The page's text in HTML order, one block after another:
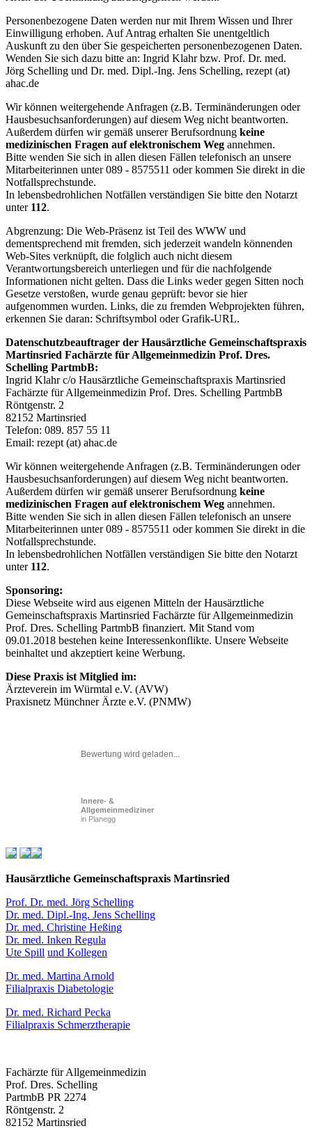
Personenbezogene Daten werden nur mit Ihrem Wissen und Ihrer
Einwilligung erhoben. Auf Antrag erhalten Sie unentgeltlich
Auskunft zu den über Sie gespeicherten personenbezogenen Daten.
Wenden Sie sich dazu bitte an: Ingrid Klahr bzw. Prof. Dr. med.
Jörg Schelling und Dr. med. Dipl.-Ing. Jens Schelling, rezept (at)
ahac.de
Wir können weitergehende Anfragen (z.B. Terminänderungen oder
Hausbesuchsanforderungen) auf diesem Weg nicht beantworten.
Außerdem dürfen wir gemäß unserer Berufsordnung keine
medizinischen Fragen auf elektronischem Weg annehmen.
Bitte wenden Sie sich in allen diesen Fällen telefonisch an unsere
Mitarbeiterinnen unter 089 - 8575511 oder kommen Sie direkt in die
Notfallsprechstunde.
In lebensbedrohlichen Notfällen verständigen Sie bitte den Notarzt
unter 112.
Abgrenzung: Die Web-Präsenz ist Teil des WWW und
dementsprechend mit fremden, sich jederzeit wandeln könnenden
Web-Sites verknüpft, die folglich auch nicht diesem
Verantwortungsbereich unterliegen und für die nachfolgende
Informationen nicht gelten. Dass die Links weder gegen Sitten noch
Gesetze verstoßen, wurde genau geprüft: bevor sie hier
aufgenommen wurden. Links, die zu fremden Webprojekten führen,
erkennen Sie daran: Schriftsymbol oder Grafik-URL.
Datenschutzbeauftrager der Hausärztliche Gemeinschaftspraxis
Martinsried Fachärzte für Allgemeinmedizin Prof. Dres.
Schelling PartmbB:
Ingrid Klahr c/o Hausärztliche Gemeinschaftspraxis Martinsried
Fachärzte für Allgemeinmedizin Prof. Dres. Schelling PartmbB
Röntgenstr. 2
82152 Martinsried
Telefon: 089. 857 55 11
Email: rezept (at) ahac.de
Wir können weitergehende Anfragen (z.B. Terminänderungen oder
Hausbesuchsanforderungen) auf diesem Weg nicht beantworten.
Außerdem dürfen wir gemäß unserer Berufsordnung keine
medizinischen Fragen auf elektronischem Weg annehmen.
Bitte wenden Sie sich in allen diesen Fällen telefonisch an unsere
Mitarbeiterinnen unter 089 - 8575511 oder kommen Sie direkt in die
Notfallsprechstunde.
In lebensbedrohlichen Notfällen verständigen Sie bitte den Notarzt
unter 112.
Sponsoring:
Diese Webseite wird aus eigenen Mitteln der Hausärztliche
Gemeinschaftspraxis Martinsried Fachärzte für Allgemeinmedizin
Prof. Dres. Schelling PartmbB finanziert. Mit Stand vom
09.01.2018 bestehen keine Interessenkonflikte. Unsere Webseite
beinhaltet und akzeptiert keine Werbung.
Diese Praxis ist Mitglied im:
Ärzteverein im Würmtal e.V. (AVW)
Praxisnetz Münchner Ärzte e.V. (PNMW)
Bewertung wird geladen...
Innere- &
Allgemeinmediziner
in Planegg
Hausärztliche Gemeinschaftspraxis Martinsried
Prof. Dr. med. Jörg Schelling
Dr. med. Dipl.-Ing. Jens Schelling
Dr. med. Christine Heßing
Dr. med. Inken Regula
Ute Spill und Kollegen
Dr. med. Martina Arnold
Filialpraxis Diabetologie
Dr. med. Richard Pecka
Filialpraxis Schmerztherapie
Fachärzte für Allgemeinmedizin
Prof. Dres. Schelling
PartmbB PR 2274
Röntgenstr. 2
82152 Martinsried